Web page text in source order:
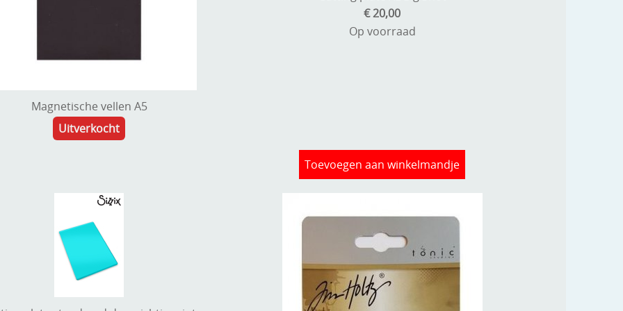
Magnetische vellen A5
Uitverkocht
€ 20,00
Op voorraad
Toevoegen aan winkelmandje